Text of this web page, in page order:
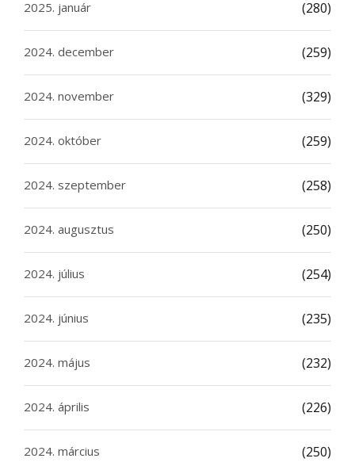
2025. január (280)
2024. december (259)
2024. november (329)
2024. október (259)
2024. szeptember (258)
2024. augusztus (250)
2024. július (254)
2024. június (235)
2024. május (232)
2024. április (226)
2024. március (250)